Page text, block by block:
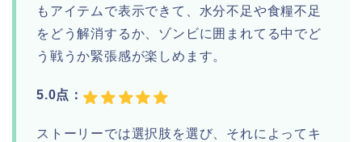
もアイテムで表示できて、水分不足や食糧不足
をどう解消するか、ゾンビに囲まれてる中でど
う戦うか緊張感が楽しめます。
5.0点：
ストーリーでは選択肢を選び、それによってキ